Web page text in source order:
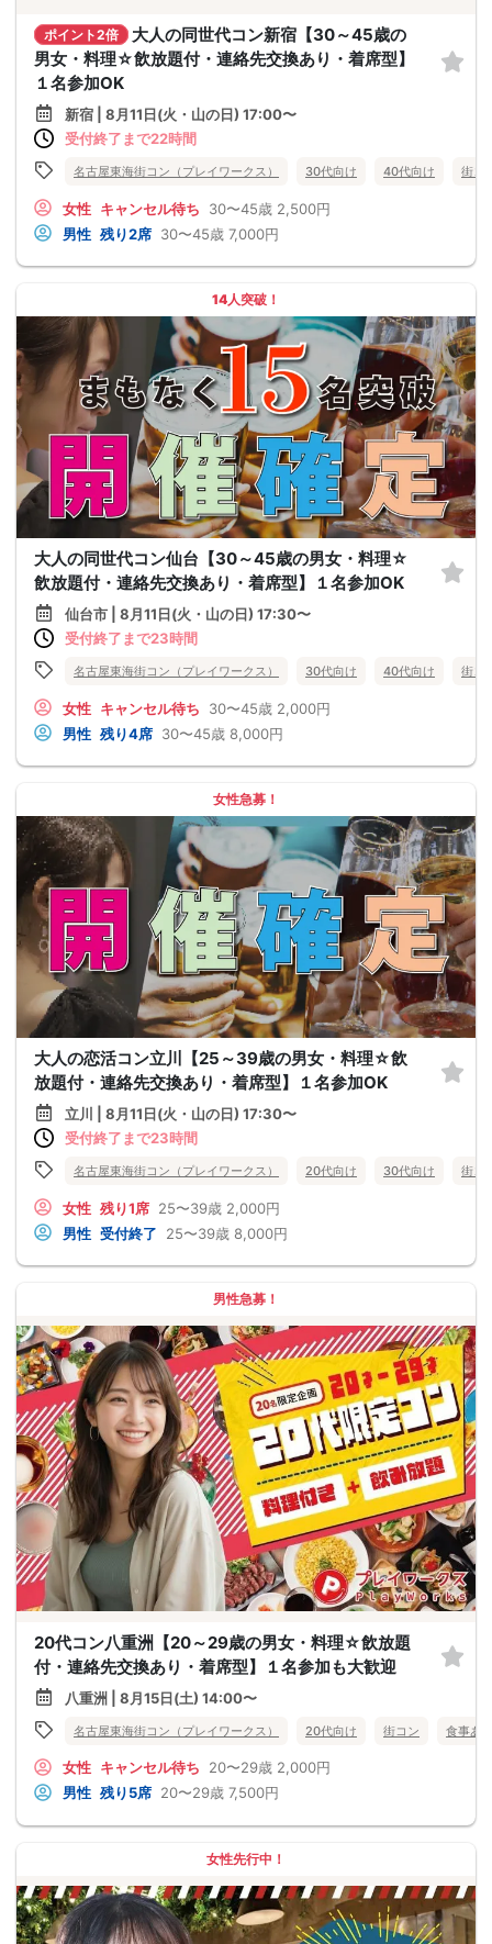
ポイント2倍
大人の同世代コン新宿【30～45歳の
男女・料理☆飲放題付・連絡先交換あり・着席型】
１名参加OK
新宿 | 8月11日(火・山の日) 17:00〜
受付終了まで22時間
名古屋東海街コン（プレイワークス） 30代向け 40代向け 街コ
女性 キャンセル待ち 30〜45歳 2,500円
男性 残り2席 30〜45歳 7,000円
14人突破！
大人の同世代コン仙台【30～45歳の男女・料理☆
飲放題付・連絡先交換あり・着席型】１名参加OK
仙台市 | 8月11日(火・山の日) 17:30〜
受付終了まで23時間
名古屋東海街コン（プレイワークス） 30代向け 40代向け 街コ
女性 キャンセル待ち 30〜45歳 2,000円
男性 残り4席 30〜45歳 8,000円
女性急募！
大人の恋活コン立川【25～39歳の男女・料理☆飲
放題付・連絡先交換あり・着席型】１名参加OK
立川 | 8月11日(火・山の日) 17:30〜
受付終了まで23時間
名古屋東海街コン（プレイワークス） 20代向け 30代向け 街コ
女性 残り1席 25〜39歳 2,000円
男性 受付終了 25〜39歳 8,000円
男性急募！
20代コン八重洲【20～29歳の男女・料理☆飲放題
付・連絡先交換あり・着席型】１名参加も大歓迎
八重洲 | 8月15日(土) 14:00〜
名古屋東海街コン（プレイワークス） 20代向け 街コン 食事あ
女性 キャンセル待ち 20〜29歳 2,000円
男性 残り5席 20〜29歳 7,500円
女性先行中！